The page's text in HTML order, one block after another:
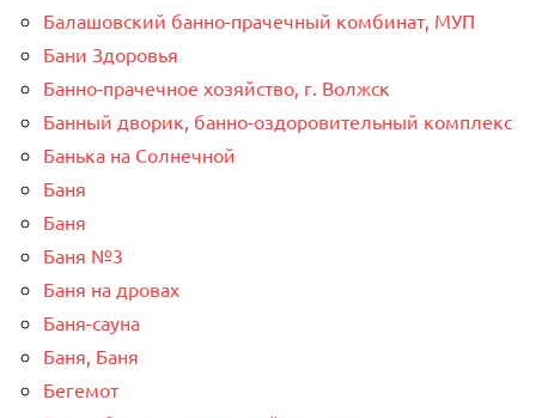
Балашовский банно-прачечный комбинат, МУП
Бани Здоровья
Банно-прачечное хозяйство, г. Волжск
Банный дворик, банно-оздоровительный комплекс
Банька на Солнечной
Баня
Баня
Баня №3
Баня на дровах
Баня-сауна
Баня, Баня
Бегемот